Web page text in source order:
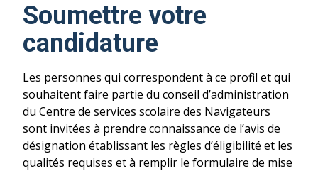
Soumettre votre
candidature
Les personnes qui correspondent à ce profil et qui
souhaitent faire partie du conseil d’administration
du Centre de services scolaire des Navigateurs
sont invitées à prendre connaissance de l’avis de
désignation établissant les règles d’éligibilité et les
qualités requises et à remplir le formulaire de mise